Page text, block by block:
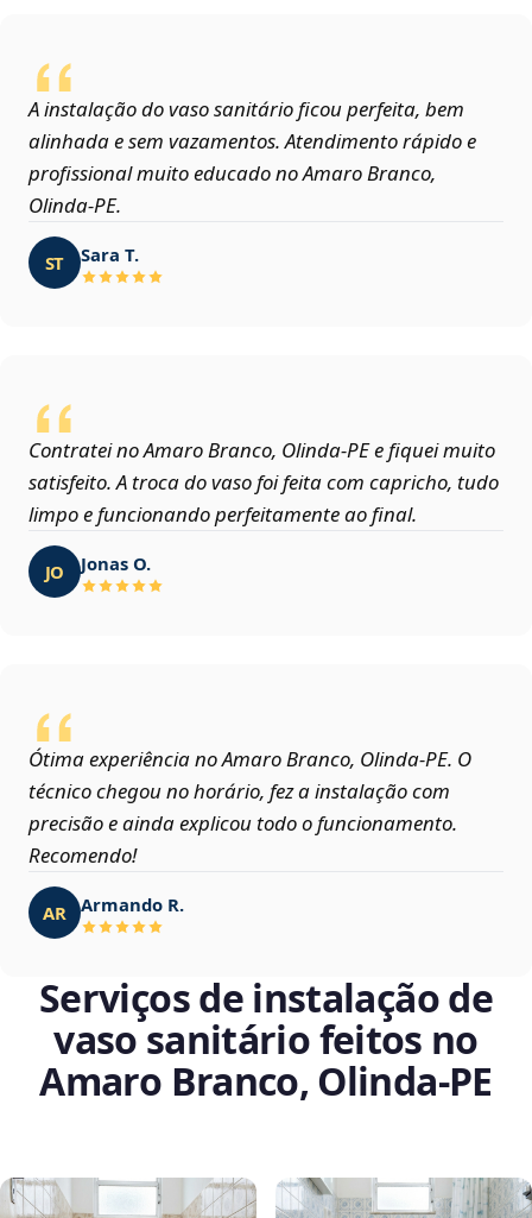
A instalação do vaso sanitário ficou perfeita, bem
alinhada e sem vazamentos. Atendimento rápido e
profissional muito educado no Amaro Branco,
Olinda‑PE.
ST Sara T.
Contratei no Amaro Branco, Olinda‑PE e fiquei muito
satisfeito. A troca do vaso foi feita com capricho, tudo
limpo e funcionando perfeitamente ao final.
JO Jonas O.
Ótima experiência no Amaro Branco, Olinda‑PE. O
técnico chegou no horário, fez a instalação com
precisão e ainda explicou todo o funcionamento.
Recomendo!
AR Armando R.
Serviços de instalação de
vaso sanitário feitos no
Amaro Branco, Olinda‑PE